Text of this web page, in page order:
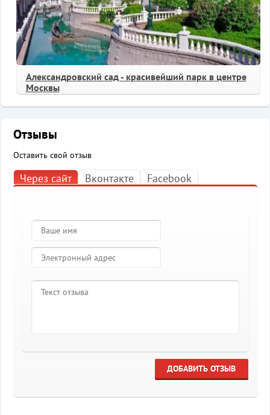
Александровский сад - красивейший парк в центре
Москвы
Отзывы
Оставить свой отзыв
Через сайт Вконтакте Facebook
ДОБАВИТЬ ОТЗЫВ